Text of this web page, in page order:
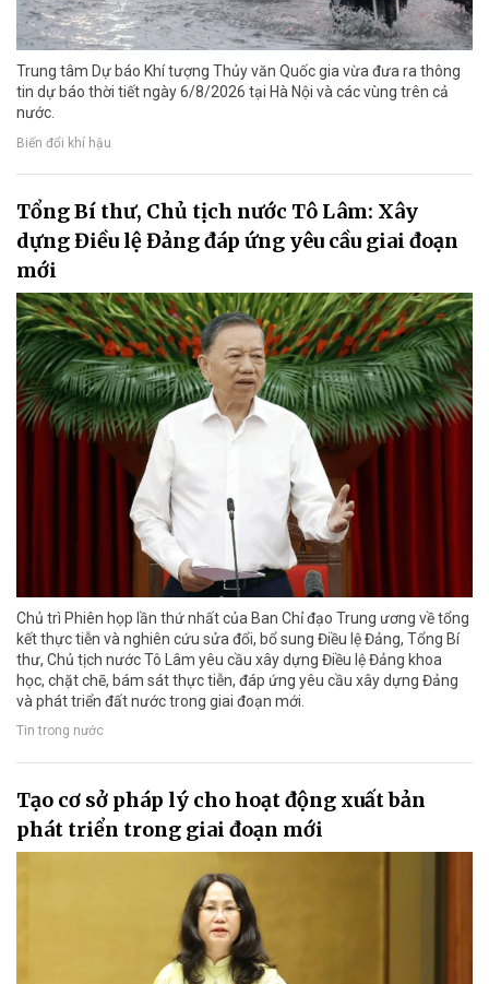
Trung tâm Dự báo Khí tượng Thủy văn Quốc gia vừa đưa ra thông
tin dự báo thời tiết ngày 6/8/2026 tại Hà Nội và các vùng trên cả
nước.
Biến đổi khí hậu
Tổng Bí thư, Chủ tịch nước Tô Lâm: Xây
dựng Điều lệ Đảng đáp ứng yêu cầu giai đoạn
mới
Chủ trì Phiên họp lần thứ nhất của Ban Chỉ đạo Trung ương về tổng
kết thực tiễn và nghiên cứu sửa đổi, bổ sung Điều lệ Đảng, Tổng Bí
thư, Chủ tịch nước Tô Lâm yêu cầu xây dựng Điều lệ Đảng khoa
học, chặt chẽ, bám sát thực tiễn, đáp ứng yêu cầu xây dựng Đảng
và phát triển đất nước trong giai đoạn mới.
Tin trong nước
Tạo cơ sở pháp lý cho hoạt động xuất bản
phát triển trong giai đoạn mới